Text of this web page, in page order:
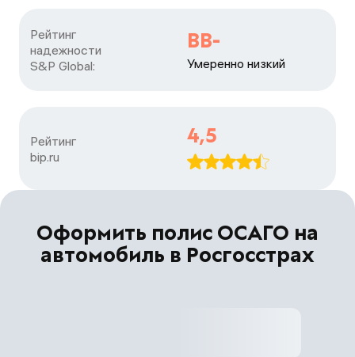
Рейтинг
надежности
S&P Global:
BB-
Умеренно низкий
Рейтинг
bip.ru
4,5
Оформить полис ОСАГО на
автомобиль в Росгосстрах